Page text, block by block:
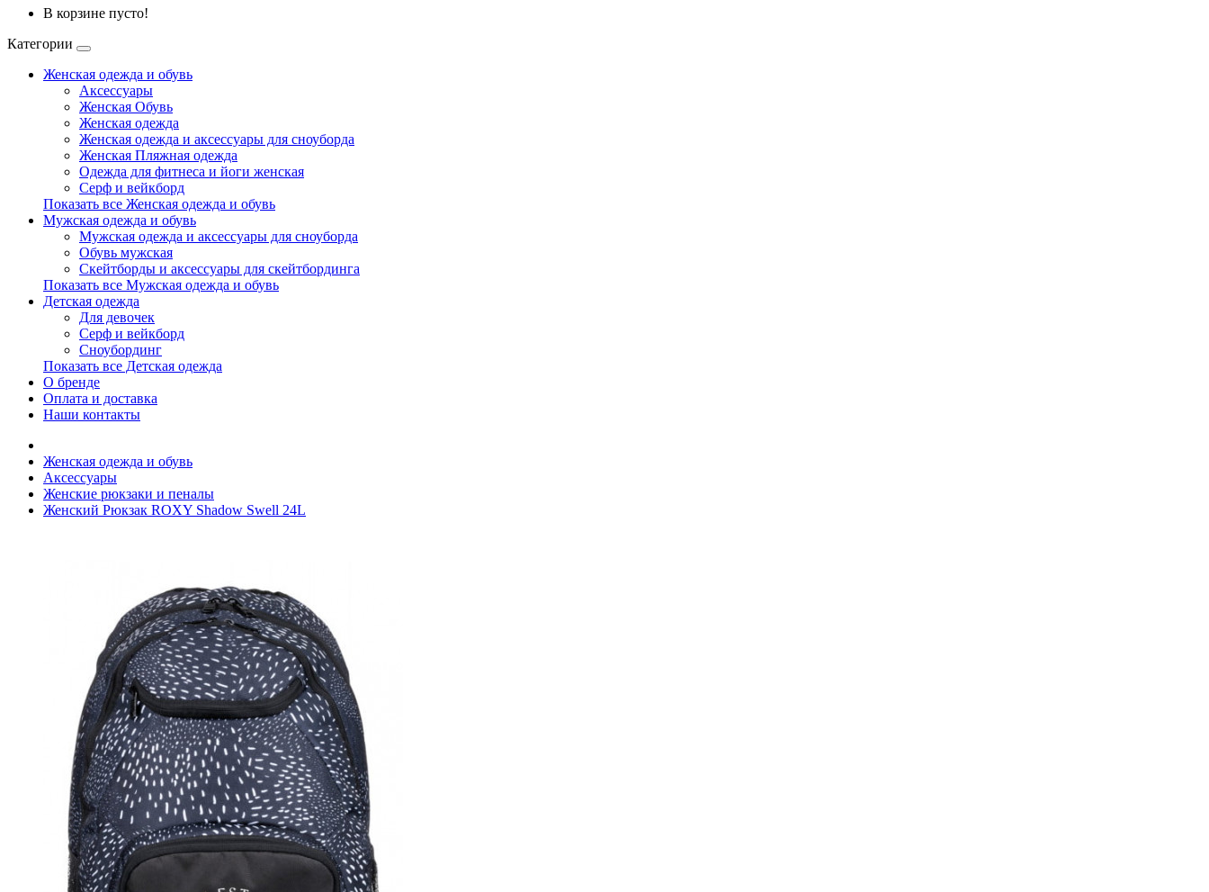
В корзине пусто!
Категории
Женская одежда и обувь
Аксессуары
Женская Обувь
Женская одежда
Женская одежда и аксессуары для сноуборда
Женская Пляжная одежда
Одежда для фитнеса и йоги женская
Серф и вейкборд
Показать все Женская одежда и обувь
Мужская одежда и обувь
Мужская одежда и аксессуары для сноуборда
Обувь мужская
Скейтборды и аксессуары для скейтбординга
Показать все Мужская одежда и обувь
Детская одежда
Для девочек
Серф и вейкборд
Сноубординг
Показать все Детская одежда
О бренде
Оплата и доставка
Наши контакты
Женская одежда и обувь
Аксессуары
Женские рюкзаки и пеналы
Женский Рюкзак ROXY Shadow Swell 24L